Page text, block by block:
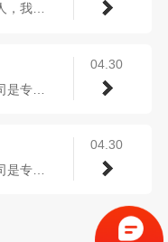
我是装饰吊扇电机生产企业车间负责人，我司...
04.30
我是油烟机燃气企业采购负责人，我司是专注...
04.30
我是洗衣机家电企业车间负责人，我司是专注...